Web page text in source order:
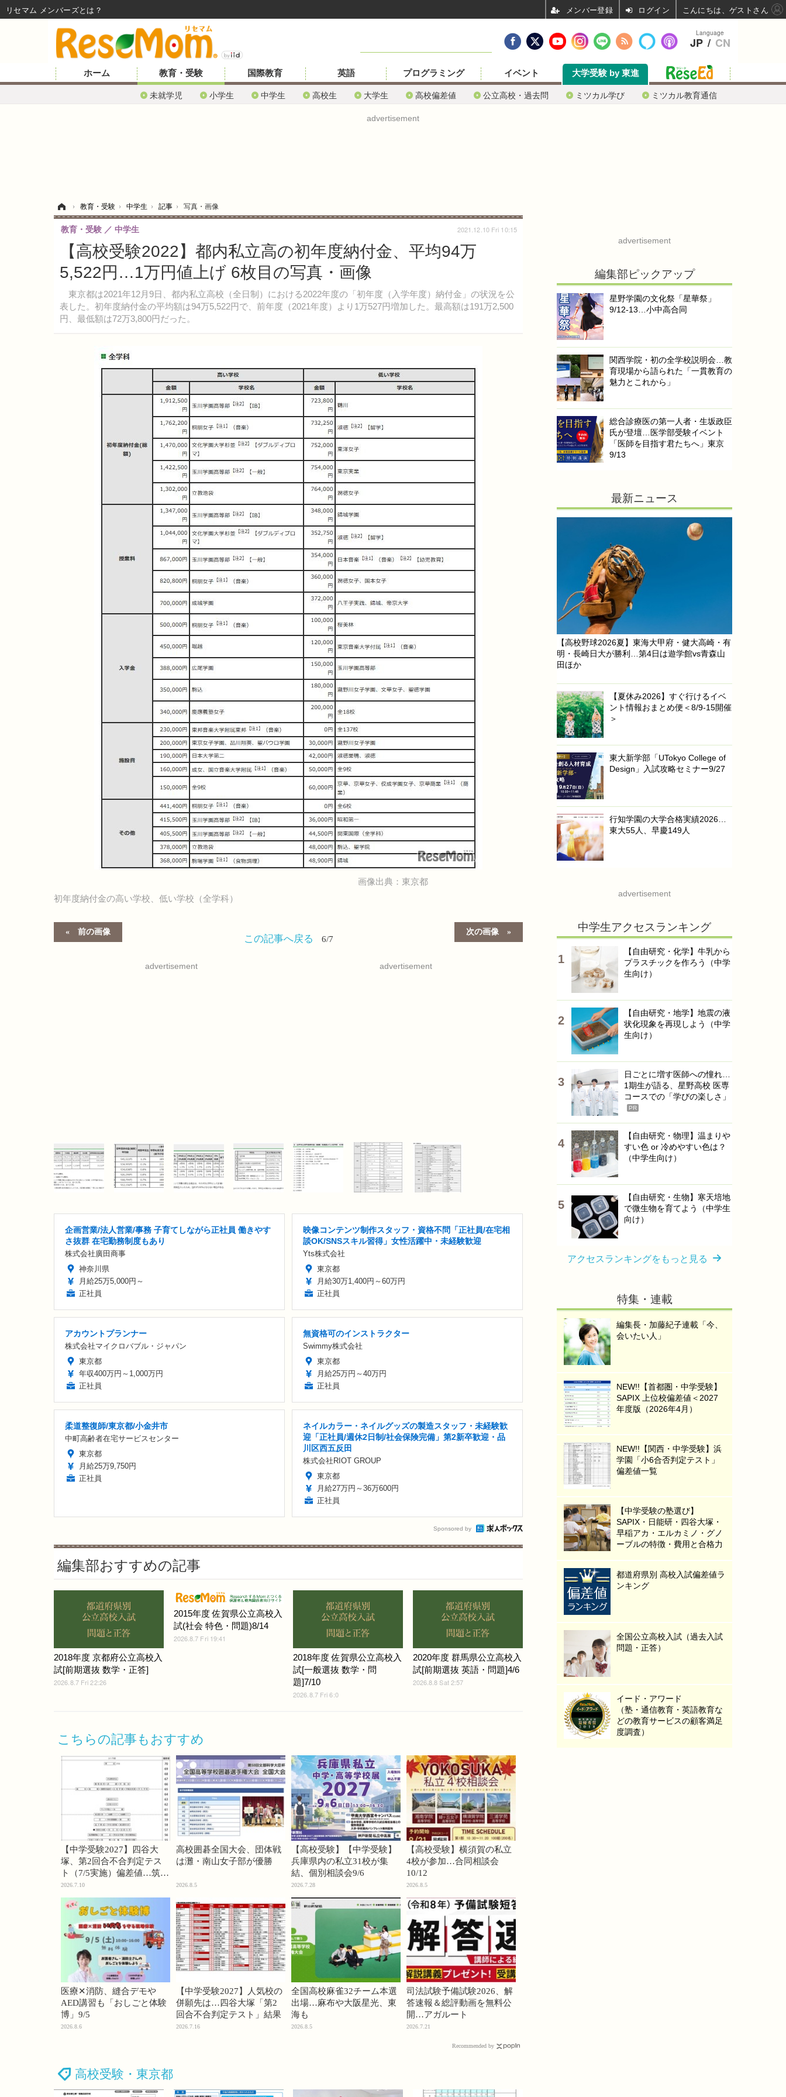
ホーム 教育・受験
未就学児 小学生 中学生 高校生 大学生 高校偏差値 公立高校・過去問 ミツカル学び ミツカル教育通信
国際教育 英語 プログラミング イベント 大学受験 by 東進
advertisement
› 教育・受験 › 中学生 › 記事 › 写真・画像
【高校受験2022】都内私立高の初年度納付金、平均94万
5,522円…1万円値上げ 6枚目の写真・画像
東京都は2021年12月9日、都内私立高校（全日制）における2022年度の「初年度（入学年度）納付金」の状況を公
表した。初年度納付金の平均額は94万5,522円で、前年度（2021年度）より1万527円増加した。最高額は191万2,500
円、最低額は72万3,800円だった。
教育・受験 中学生 2021.12.10 Fri 10:15
画像出典：東京都
初年度納付金の高い学校、低い学校（全学科）
前の画像 次の画像
この記事へ戻る 6/7
advertisement advertisement
企画営業/法人営業/事務 子育てしながら正社員 働きやす
さ抜群 在宅勤務制度もあり
株式会社廣田商事
神奈川県
月給25万5,000円～
正社員
映像コンテンツ制作スタッフ・資格不問「正社員/在宅相
談OK/SNSスキル習得」女性活躍中・未経験歓迎
Yts株式会社
東京都
月給30万1,400円～60万円
正社員
アカウントプランナー
株式会社マイクロバブル・ジャパン
東京都
年収400万円～1,000万円
正社員
無資格可のインストラクター
Swimmy株式会社
東京都
月給25万円～40万円
正社員
柔道整復師/東京都/小金井市
中町高齢者在宅サービスセンター
東京都
月給25万9,750円
正社員
ネイルカラー・ネイルグッズの製造スタッフ・未経験歓
迎「正社員/週休2日制/社会保険完備」第2新卒歓迎・品
川区西五反田
株式会社RIOT GROUP
東京都
月給27万円～36万600円
正社員
Sponsored by
編集部おすすめの記事
2018年度 京都府公立高校入
試[前期選抜 数学・正答]
2026.8.7 Fri 22:26
2015年度 佐賀県公立高校入
試(社会 特色・問題)8/14
2026.8.7 Fri 19:41
2018年度 佐賀県公立高校入
試[一般選抜 数学・問
題]7/10
2026.8.7 Fri 6:0
2020年度 群馬県公立高校入
試[前期選抜 英語・問題]4/6
2026.8.8 Sat 2:57
こちらの記事もおすすめ
【中学受験2027】四谷大
塚、第2回合不合判定テス
ト（7/5実施）偏差値…筑駒
74・桜蔭70＜PR＞
2026.7.10
高校囲碁全国大会、団体戦
は灘・南山女子部が優勝
2026.8.5
【高校受験】【中学受験】
兵庫県内の私立31校が集
結、個別相談会9/6
2026.7.28
【高校受験】横須賀の私立
4校が参加…合同相談会
10/12
2026.8.5
医療✕消防、縫合デモや
AED講習も「おしごと体験
博」9/5
2026.8.6
【中学受験2027】人気校の
併願先は…四谷大塚「第2
回合不合判定テスト」結果
2026.7.16
全国高校麻雀32チーム本選
出場…麻布や大阪星光、東
海も
2026.8.5
司法試験予備試験2026、解
答速報＆総評動画を無料公
開…アガルート
2026.7.21
Recommended by
高校受験・東京都
advertisement
編集部ピックアップ
星野学園の文化祭「星華祭」
9/12-13…小中高合同
関西学院・初の全学校説明会…教
育現場から語られた「一貫教育の
魅力とこれから」
総合診療医の第一人者・生坂政臣
氏が登壇…医学部受験イベント
「医師を目指す君たちへ」東京
9/13
最新ニュース
【高校野球2026夏】東海大甲府・健大高崎・有
明・長崎日大が勝利…第4日は遊学館vs青森山
田ほか
【夏休み2026】すぐ行けるイベ
ント情報おまとめ便＜8/9-15開催
＞
東大新学部「UTokyo College of
Design」入試攻略セミナー9/27
行知学園の大学合格実績2026…
東大55人、早慶149人
advertisement
中学生アクセスランキング
【自由研究・化学】牛乳から
プラスチックを作ろう（中学
生向け）
【自由研究・地学】地震の液
状化現象を再現しよう（中学
生向け）
日ごとに増す医師への憧れ…
1期生が語る、星野高校 医専
コースでの「学びの楽しさ」
PR
【自由研究・物理】温まりや
すい色 or 冷めやすい色は？
（中学生向け）
【自由研究・生物】寒天培地
で微生物を育てよう（中学生
向け）
アクセスランキングをもっと見る
特集・連載
編集長・加藤紀子連載「今、
会いたい人」
NEW!!【首都圏・中学受験】
SAPIX 上位校偏差値＜2027
年度版（2026年4月）
NEW!!【関西・中学受験】浜
学園「小6合否判定テスト」
偏差値一覧
【中学受験の塾選び】
SAPIX・日能研・四谷大塚・
早稲アカ・エルカミノ・グノ
ーブルの特徴・費用と合格力
都道府県別 高校入試偏差値ラ
ンキング
全国公立高校入試（過去入試
問題・正答）
イード・アワード
（塾・通信教育・英語教育な
どの教育サービスの顧客満足
度調査）
Language
JP / CN
リセマム メンバーズ ログイン こんにちは、ゲストさん